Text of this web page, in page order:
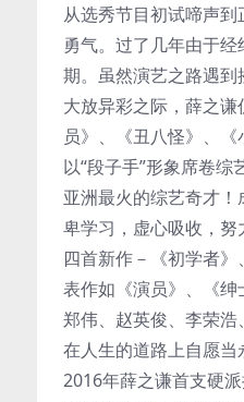
从选秀节目初试啼声
勇气。过了几年由于
期。虽然演艺之路遇
大放异彩之际，薛之
员》、《丑八怪》、
以“段子手”形象席卷
亚洲最火的综艺奇才
卑学习，虚心吸收，
四首新作－《初学者
表作如《演员》、《绅
郑伟、赵英俊、李荣浩
在人生的道路上自愿当
2016年薛之谦首支硬